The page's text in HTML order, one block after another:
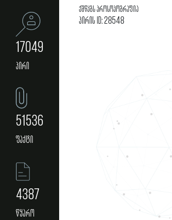
17049
პირი
51536
ფაქტი
4387
წყარო
ქშწკგს პროსოპოგრაფია
პირის ID: 28548